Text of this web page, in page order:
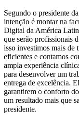
Segundo o presidente
intenção é montar na
Digital da América
que serão profissionais
isso investimos mais de
eficientes e contamos
ampla experiência
para desenvolver um
entrega de excelência.
garantirem o conforto
um resultado mais que
presidente.